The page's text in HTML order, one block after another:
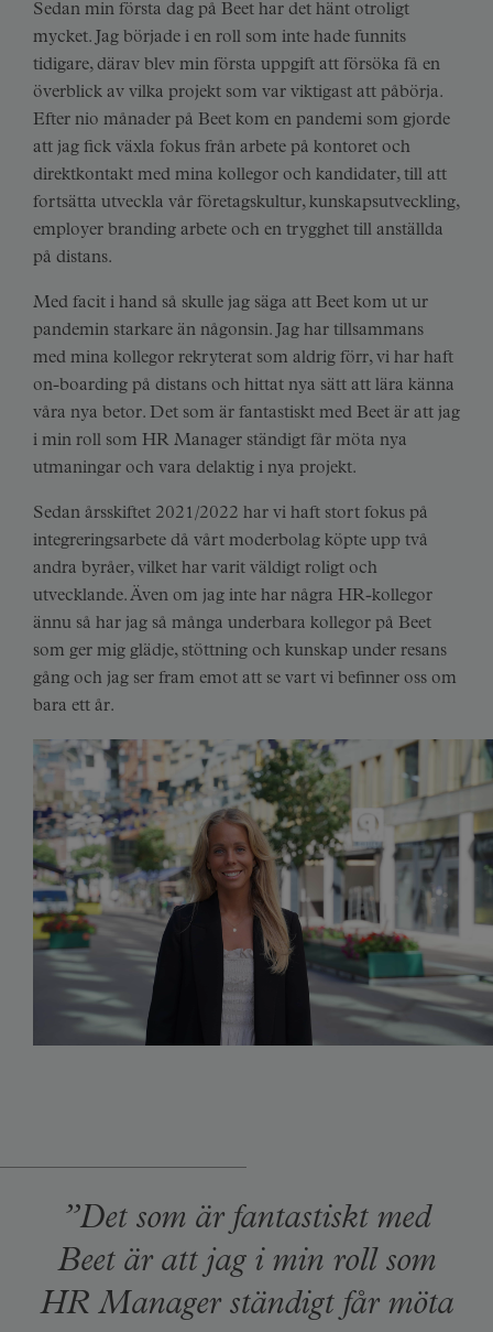
Sedan min första dag på Beet har det hänt otroligt
mycket. Jag började i en roll som inte hade funnits
tidigare, därav blev min första uppgift att försöka få en
överblick av vilka projekt som var viktigast att påbörja.
Efter nio månader på Beet kom en pandemi som gjorde
att jag fick växla fokus från arbete på kontoret och
direktkontakt med mina kollegor och kandidater, till att
fortsätta utveckla vår företagskultur, kunskapsutveckling,
employer branding arbete och en trygghet till anställda
på distans.
Med facit i hand så skulle jag säga att Beet kom ut ur
pandemin starkare än någonsin. Jag har tillsammans
med mina kollegor rekryterat som aldrig förr, vi har haft
on-boarding på distans och hittat nya sätt att lära känna
våra nya betor. Det som är fantastiskt med Beet är att jag
i min roll som HR Manager ständigt får möta nya
utmaningar och vara delaktig i nya projekt.
Sedan årsskiftet 2021/2022 har vi haft stort fokus på
integreringsarbete då vårt moderbolag köpte upp två
andra byråer, vilket har varit väldigt roligt och
utvecklande. Även om jag inte har några HR-kollegor
ännu så har jag så många underbara kollegor på Beet
som ger mig glädje, stöttning och kunskap under resans
gång och jag ser fram emot att se vart vi befinner oss om
bara ett år.
”Det som är fantastiskt med
Beet är att jag i min roll som
HR Manager ständigt får möta